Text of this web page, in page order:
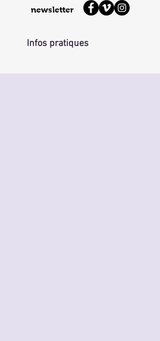
newsletter
Infos pratiques